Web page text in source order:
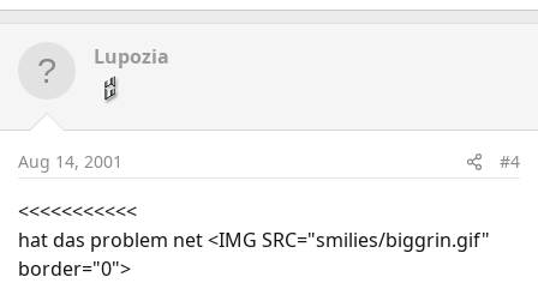
Lupozia
Aug 14, 2001 #4
<<<<<<<<<<<
hat das problem net <IMG SRC="smilies/biggrin.gif"
border="0">